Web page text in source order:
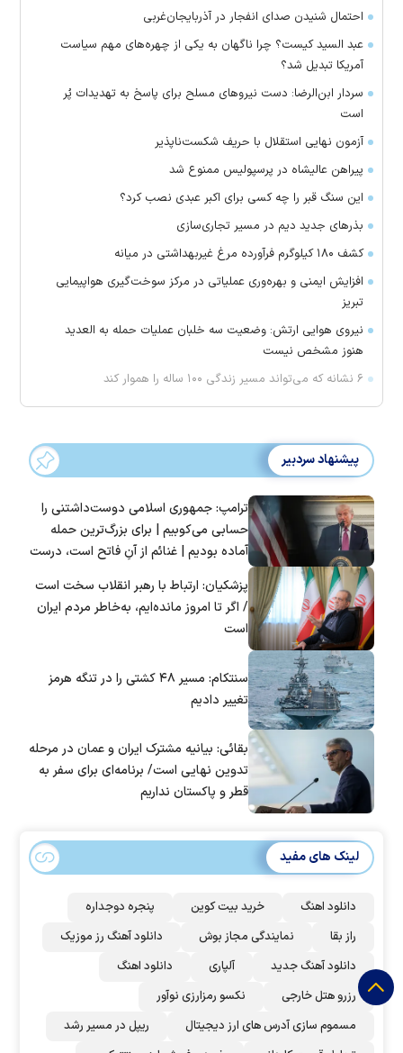
احتمال شنیدن صدای انفجار در آذربایجان‌غربی
عبد السید کیست؟ چرا ناگهان به یکی از چهره‌های مهم سیاست
آمریکا تبدیل شد؟
سردار ابن‌الرضا: دست نیرو‌های مسلح برای پاسخ به تهدیدات پُر
است
آزمون نهایی استقلال با حریف شکست‌ناپذیر
پیراهن عالیشاه در پرسپولیس ممنوع شد
این سنگ قبر را چه کسی برای اکبر عبدی نصب کرد؟
بذرهای جدید دیم در مسیر تجاری‌سازی
کشف ۱۸۰ کیلوگرم فرآورده‌ مرغ غیربهداشتی در میانه
افزایش ایمنی و بهره‌وری عملیاتی در مرکز سوخت‌گیری هواپیمایی
تبریز
نیروی هوایی ارتش: وضعیت سه خلبان عملیات حمله به العدید
هنوز مشخص نیست
۶ نشانه که می‌تواند مسیر زندگی ۱۰۰ ساله را هموار کند
پیشنهاد سردبیر
ترامپ: جمهوری اسلامی دوست‌داشتنی را
حسابی می‌کوبیم | برای بزرگ‌ترین حمله
آماده بودیم | غنائم از آنِ فاتح است، درست
پزشکیان: ارتباط با رهبر انقلاب سخت است
/ اگر تا امروز مانده‌ایم، به‌خاطر مردم ایران
است
سنتکام: مسیر ۴۸ کشتی را در تنگه هرمز
تغییر دادیم
بقائی: بیانیه مشترک ایران و عمان در مرحله
تدوین نهایی است/ برنامه‌ای برای سفر به
قطر و پاکستان نداریم
لینک های مفید
دانلود اهنگ خرید بیت کوین
پنجره دوجداره
راز بقا
نمایندگی مجاز بوش
دانلود آهنگ رز‌ موزیک
دانلود آهنگ جدید
آلپاری
دانلود اهنگ
رزرو هتل خارجی
نکسو رمزارزی نوآور
مسموم سازی آدرس های ارز دیجیتال
ریپل در مسیر رشد